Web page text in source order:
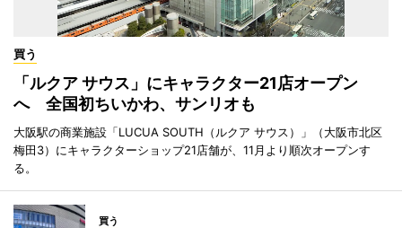
買う
「ルクア サウス」にキャラクター21店オープン
へ 全国初ちいかわ、サンリオも
大阪駅の商業施設「LUCUA SOUTH（ルクア サウス）」（大阪市北区
梅田3）にキャラクターショップ21店舗が、11月より順次オープンす
る。
買う